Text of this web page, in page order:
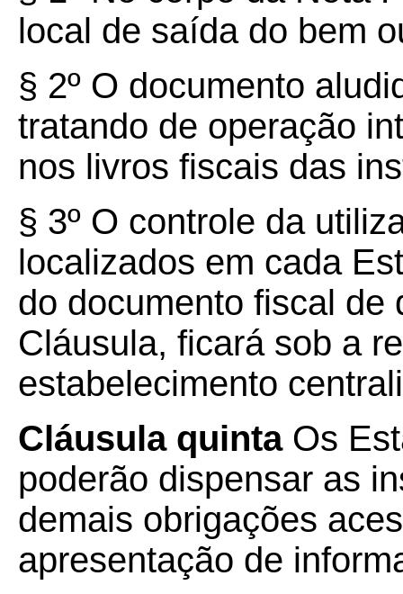
local de saída do bem
§ 2º O documento
tratando de operação
nos livros fiscais das
§ 3º O controle da
localizados em cada
do documento fiscal
Cláusula, ficará sob a
estabelecimento
Cláusula quinta Os
poderão dispensar as
demais obrigações
apresentação de